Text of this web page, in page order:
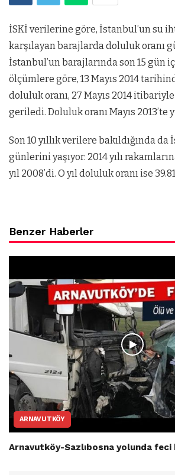
İSKİ verilerine göre, İstanbul’un su
karşılayan barajlarda doluluk oranı
İstanbul’un barajlarında son 15 gün
ölçümlere göre, 13 Mayıs 2014
doluluk oranı, 27 Mayıs 2014 itibariyle
geriledi. Doluluk oranı Mayıs 2013’te
Son 10 yıllık verilere bakıldığında
günlerini yaşıyor. 2014 yılı
yıl 2008’di. O yıl doluluk oranı ise
Benzer Haberler
ARNAVUTKÖY
Arnavutköy-Sazlıbosna yolunda feci